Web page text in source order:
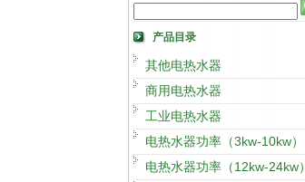
产品目录
其他电热水器
商用电热水器
工业电热水器
电热水器功率（3kw-10kw）
电热水器功率（12kw-24kw）